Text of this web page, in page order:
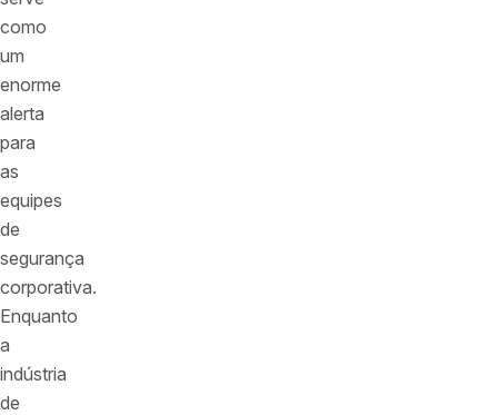
como
um
enorme
alerta
para
as
equipes
de
segurança
corporativa.
Enquanto
a
indústria
de